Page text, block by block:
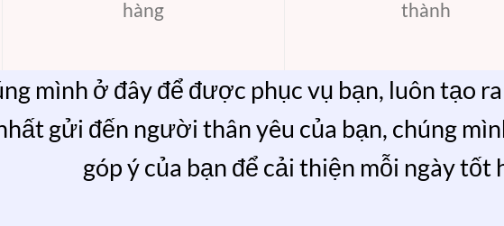
hàng
thành
mình ở đây để được phục vụ bạn, luôn tạo
gửi đến người thân yêu của bạn, chúng
góp ý của bạn để cải thiện mỗi ngày tốt